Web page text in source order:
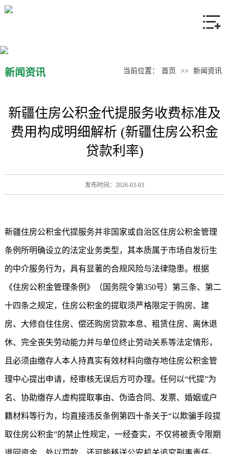
产品中心
联系我们
新闻资讯 当前位置： 首页 >> 新闻资讯
新疆住房公积金代提服务收费标准及
费用构成明细解析 (新疆住房公积金
贷款利率)
发布时间：2026-03-03
新疆住房公积金代提服务并非国家或自治区住房公积金管理
条例所明确设立的法定业务类型，其本质属于市场自发衍生
的中介服务行为，具有显著的合规风险与法律隐患。根据
《住房公积金管理条例》（国务院令第350号）第三条、第二
十四条之规定，住房公积金的提取须严格限定于购房、建
房、大修自住住房、偿还购房贷款本息、租赁住房、离休退
休、完全丧失劳动能力并与单位终止劳动关系等法定情形，
且必须由缴存人本人持真实有效材料向缴存地住房公积金管
理中心提出申请，经审核无误后方可办理。任何以“代提”为
名、协助缴存人虚构提取事由、伪造合同、发票、婚姻或户
籍材料等行为，均直接违反条例第四十条关于“以欺骗手段提
取住房公积金”的禁止性规定，一经查实，不仅将被责令限期